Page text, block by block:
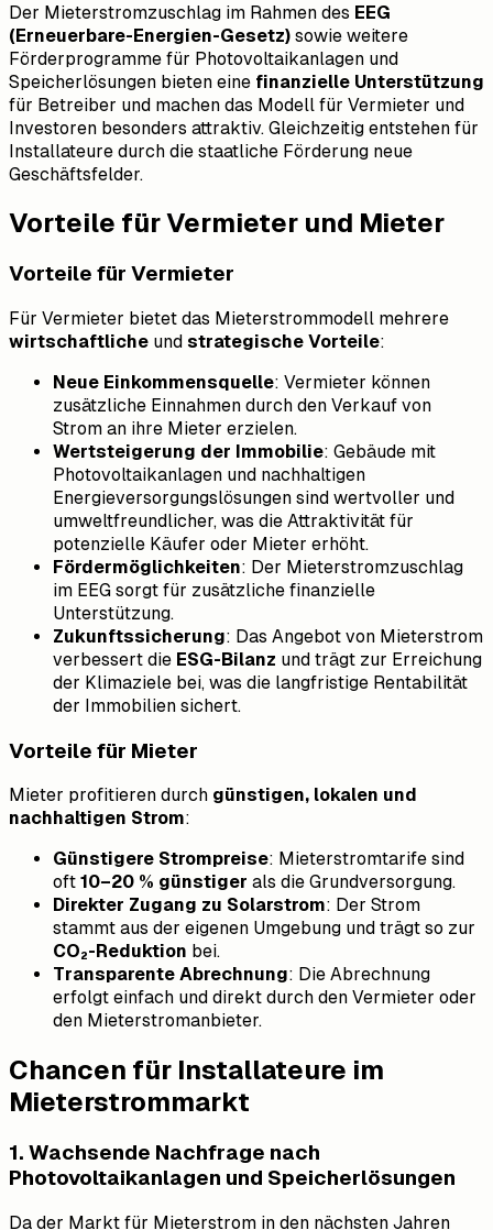
Der Mieterstromzuschlag im Rahmen des EEG
(Erneuerbare-Energien-Gesetz) sowie weitere
Förderprogramme für Photovoltaikanlagen und
Speicherlösungen bieten eine finanzielle Unterstützung
für Betreiber und machen das Modell für Vermieter und
Investoren besonders attraktiv. Gleichzeitig entstehen für
Installateure durch die staatliche Förderung neue
Geschäftsfelder.
Vorteile für Vermieter und Mieter
Vorteile für Vermieter
Für Vermieter bietet das Mieterstrommodell mehrere
wirtschaftliche und strategische Vorteile:
Neue Einkommensquelle: Vermieter können
zusätzliche Einnahmen durch den Verkauf von
Strom an ihre Mieter erzielen.
Wertsteigerung der Immobilie: Gebäude mit
Photovoltaikanlagen und nachhaltigen
Energieversorgungslösungen sind wertvoller und
umweltfreundlicher, was die Attraktivität für
potenzielle Käufer oder Mieter erhöht.
Fördermöglichkeiten: Der Mieterstromzuschlag
im EEG sorgt für zusätzliche finanzielle
Unterstützung.
Zukunftssicherung: Das Angebot von Mieterstrom
verbessert die ESG-Bilanz und trägt zur Erreichung
der Klimaziele bei, was die langfristige Rentabilität
der Immobilien sichert.
Vorteile für Mieter
Mieter profitieren durch günstigen, lokalen und
nachhaltigen Strom:
Günstigere Strompreise: Mieterstromtarife sind
oft 10–20 % günstiger als die Grundversorgung.
Direkter Zugang zu Solarstrom: Der Strom
stammt aus der eigenen Umgebung und trägt so zur
CO₂-Reduktion bei.
Transparente Abrechnung: Die Abrechnung
erfolgt einfach und direkt durch den Vermieter oder
den Mieterstromanbieter.
Chancen für Installateure im
Mieterstrommarkt
1. Wachsende Nachfrage nach
Photovoltaikanlagen und Speicherlösungen
Da der Markt für Mieterstrom in den nächsten Jahren